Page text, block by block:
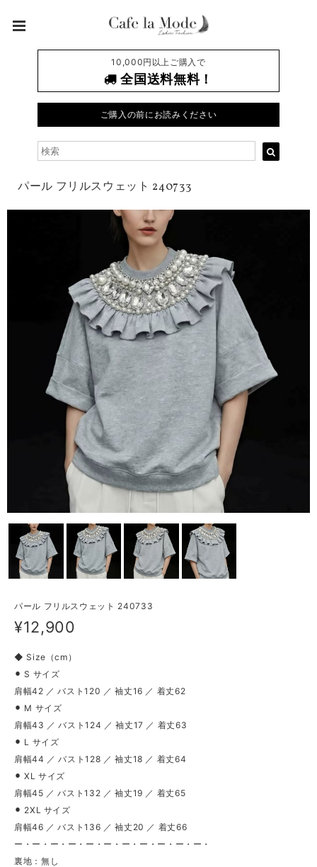
10,000円以上ご購入で
全国送料無料！
ご購入の前にお読みください
パール フリルスウェット 240733
パール フリルスウェット 240733
¥12,900
◆ Size（cm）
⚫︎ S サイズ
肩幅42 ／ バスト120 ／ 袖丈16 ／ 着丈62
⚫︎ M サイズ
肩幅43 ／ バスト124 ／ 袖丈17 ／ 着丈63
⚫︎ L サイズ
肩幅44 ／ バスト128 ／ 袖丈18 ／ 着丈64
⚫︎ XL サイズ
肩幅45 ／ バスト132 ／ 袖丈19 ／ 着丈65
⚫︎ 2XL サイズ
肩幅46 ／ バスト136 ／ 袖丈20 ／ 着丈66
ー・ー・ー・ー・ー・ー・ー・ー・ー・ー・ー・
裏地：無し